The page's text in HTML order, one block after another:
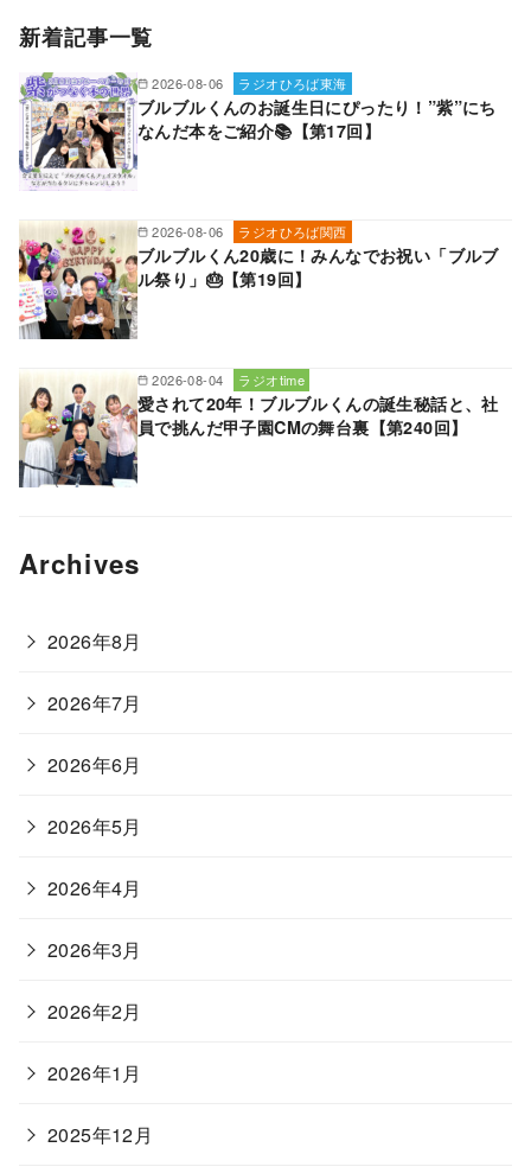
新着記事一覧
2026-08-06 ラジオひろば東海
ブルブルくんのお誕生日にぴったり！”紫”にち
なんだ本をご紹介📚【第17回】
2026-08-06 ラジオひろば関西
ブルブルくん20歳に！みんなでお祝い「ブルブ
ル祭り」🎂【第19回】
2026-08-04 ラジオtime
愛されて20年！ブルブルくんの誕生秘話と、社
員で挑んだ甲子園CMの舞台裏【第240回】
Archives
2026年8月
2026年7月
2026年6月
2026年5月
2026年4月
2026年3月
2026年2月
2026年1月
2025年12月